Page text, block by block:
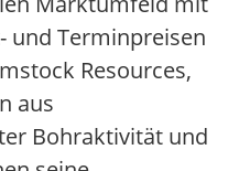
und Terminpreisen
Resources,
aus
Bohraktivität und